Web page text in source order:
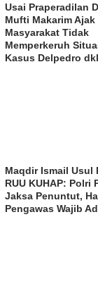
Usai Praperadilan
Mufti Makarim Ajak
Masyarakat Tidak
Memperkeruh
Kasus Delpedro
Maqdir Ismail Usul
RUU KUHAP: Polri
Jaksa Penuntut,
Pengawas Wajib